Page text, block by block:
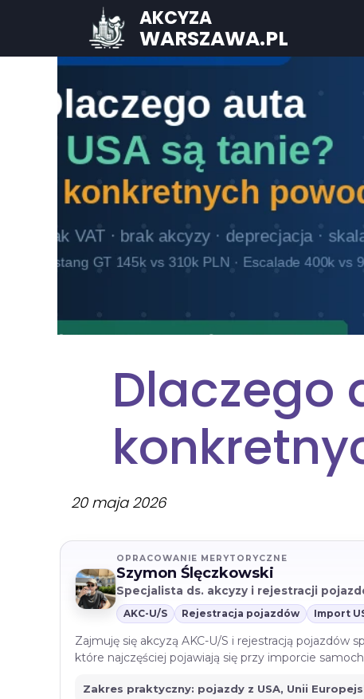
AKCYZA
WARSZAWA.PL
20 maja 2026
Dlaczego
OPRACOWANIE MERYTORYCZNE
Szymon Ślęczkowski
Specjalista ds. akcyzy i rejestracji
AKC-U/S Rejestracja pojazdów Import
Zajmuję się akcyzą AKC-U/S i rejestracją
które najczęściej pojawiają się przy imporcie
Zakres praktyczny: pojazdy z USA, Unii